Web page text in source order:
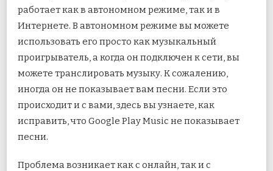
ИСПРАВИТЬ
ТО,
В
GOOGLE
MUSIC
НЕ
ПЕСНИ
работает как в автономном режиме, так и в
Интернете. В автономном режиме вы можете
использовать его просто как музыкальный
проигрыватель, а когда он подключен к сети, вы
можете транслировать музыку. К сожалению,
иногда он не показывает вам песни. Если это
происходит и с вами, здесь вы узнаете, как
исправить, что Google Play Music не показывает
песни.
Проблема возникает как с онлайн, так и с